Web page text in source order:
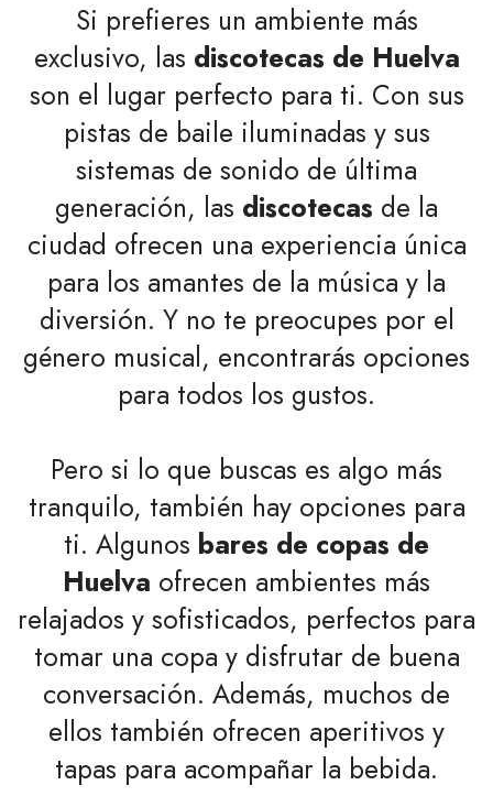
Si prefieres un ambiente más
exclusivo, las discotecas de Huelva
son el lugar perfecto para ti. Con sus
pistas de baile iluminadas y sus
sistemas de sonido de última
generación, las discotecas de la
ciudad ofrecen una experiencia única
para los amantes de la música y la
diversión. Y no te preocupes por el
género musical, encontrarás opciones
para todos los gustos.
Pero si lo que buscas es algo más
tranquilo, también hay opciones para
ti. Algunos bares de copas de
Huelva ofrecen ambientes más
relajados y sofisticados, perfectos para
tomar una copa y disfrutar de buena
conversación. Además, muchos de
ellos también ofrecen aperitivos y
tapas para acompañar la bebida.